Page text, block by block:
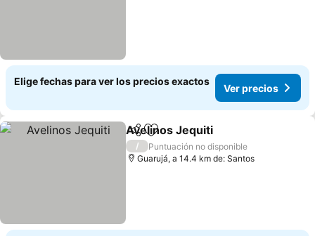
Elige fechas para ver los precios exactos
Ver precios
CompartirAgregar a favoritos
Avelinos Jequiti
/
Puntuación no disponible
Guarujá, a 14.4 km de: Santos